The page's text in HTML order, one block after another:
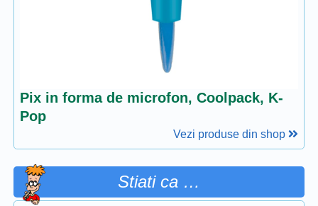
Pix in forma de microfon, Coolpack, K-
Pop
Vezi produse din shop
Stiati ca …